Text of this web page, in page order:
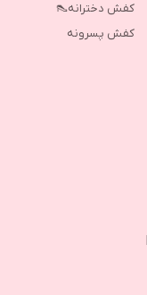
کفش دخترانه👠
كفش پسرونه